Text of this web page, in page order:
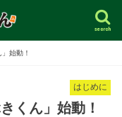
search
始動！
はじめに
くん」始動！